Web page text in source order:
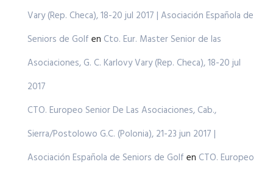
Vary (Rep. Checa), 18-20 jul 2017 | Asociación Española de
Seniors de Golf en Cto. Eur. Master Senior de las
Asociaciones, G. C. Karlovy Vary (Rep. Checa), 18-20 jul
2017
CTO. Europeo Senior De Las Asociaciones, Cab.,
Sierra/Postolowo G.C. (Polonia), 21-23 jun 2017 |
Asociación Española de Seniors de Golf en CTO. Europeo